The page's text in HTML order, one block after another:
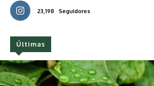
23,198 Seguidores
Últimas